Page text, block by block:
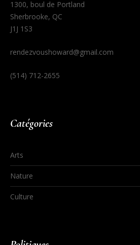
1300, boul de Portland
Sherbrooke, QC
J1J 1S3
rendezvoushoward@gmail.com
(514) 712-2655
Catégories
Arts
Nature
Culture